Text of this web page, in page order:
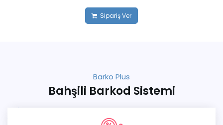
Sipariş Ver
Barko Plus
Bahşili Barkod Sistemi